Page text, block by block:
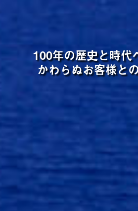
100年の歴史と時代
かわらぬお客様と